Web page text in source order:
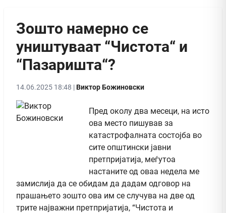
Зошто намерно се
уништуваат “Чистота“ и
“Пазаришта“?
14.06.2025 18:48 |Виктор Божиновски
Пред околу два месеци, на исто
ова место пишував за
катастрофалната состојба во
сите општински јавни
претпријатија, меѓутоа
настаните од оваа недела ме
замислија да се обидам да дадам одговор на
прашањето зошто ова им се случува на две од
трите најважни претпријатија, “Чистота и